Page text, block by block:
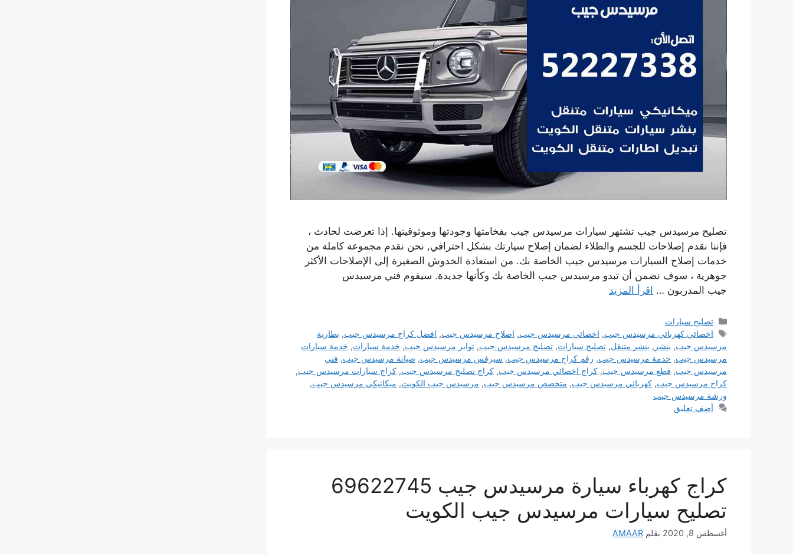
تصليح مرسيدس جيب تشتهر سيارات مرسيدس جيب بفخامتها وجودتها وموثوقيتها. إذا تعرضت لحادث ،
فإننا نقدم إصلاحات للجسم والطلاء لضمان إصلاح سيارتك بشكل احترافي, نحن نقدم مجموعة كاملة من
خدمات إصلاح السيارات مرسيدس جيب الخاصة بك. من استعادة الخدوش الصغيرة إلى الإصلاحات الأكثر
جوهرية ، سوف نضمن أن تبدو مرسيدس جيب الخاصة بك وكأنها جديدة. سيقوم فني مرسيدس
جيب المدربون … اقرأ المزيد
التصنيفات
تصليح سيارات
الوسوم
اخصائي كهربائي مرسيدس جيب, اخصائي مرسيدس جيب, اصلاح مرسيدس جيب, افضل كراج مرسيدس جيب, بطارية
مرسيدس جيب, بنشر , بنشر متنقل, تصليح سيارات, تصليح مرسيدس جيب, تواير مرسيدس جيب, خدمة سيارات, خدمة سيارات
مرسيدس جيب, خدمة مرسيدس جيب, رقم كراج مرسيدس جيب, سيرفس مرسيدس جيب, صيانة مرسيدس جيب, فني
مرسيدس جيب, قطع مرسيدس جيب, كراج اخصائي مرسيدس جيب, كراج تصليح مرسيدس جيب, كراج سيارات مرسيدس جيب,
كراج مرسيدس جيب, كهربائي مرسيدس جيب, متخصص مرسيدس جيب, مرسيدس جيب الكويت, ميكانيكي مرسيدس جيب,
ورشة مرسيدس جيب
أضف تعليق
كراج كهرباء سيارة مرسيدس جيب 69622745
تصليح سيارات مرسيدس جيب الكويت
أغسطس 8, 2020 بقلم AMAAR